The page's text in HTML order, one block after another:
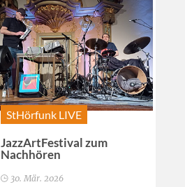
StHörfunk LIVE
JazzArtFestival zum
Nachhören
30. Mär. 2026